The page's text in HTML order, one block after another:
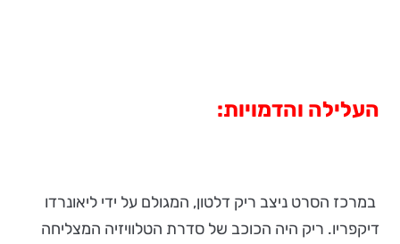
העלילה והדמויות:
במרכז הסרט ניצב ריק דלטון, המגולם על ידי ליאונרדו
דיקפריו. ריק היה הכוכב של סדרת הטלוויזיה המצליחה